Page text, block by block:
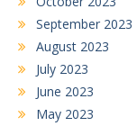
September 2023
August 2023
July 2023
June 2023
May 2023